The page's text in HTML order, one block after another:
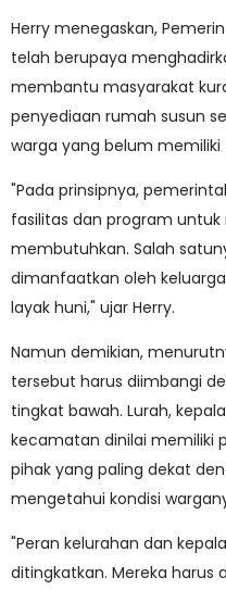
Herry menegaskan,
telah berupaya
membantu masyarakat
penyediaan rumah susun
warga yang belum
"Pada prinsipnya,
fasilitas dan program
membutuhkan. Salah
dimanfaatkan oleh
layak huni," ujar Herry.
Namun demikian,
tersebut harus diimbangi
tingkat bawah. Lurah,
kecamatan dinilai memiliki
pihak yang paling dekat
mengetahui kondisi
"Peran kelurahan dan
ditingkatkan. Mereka harus